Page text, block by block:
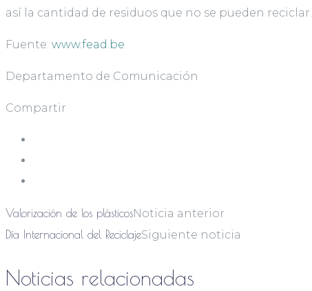
así la cantidad de residuos que no se pueden reciclar.
Fuente: www.fead.be
Departamento de Comunicación
Compartir
Valorización de los plásticosNoticia anterior
Día Internacional del ReciclajeSiguiente noticia
Noticias relacionadas